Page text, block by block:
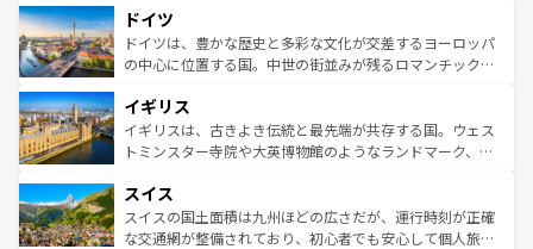
せる。地方によって風土や気候が異なるスペインはその個
性で訪れる人を魅了する。 なお、新着のスペイン情報は コ
ンテンツ一覧を参照してほしい。
で、幅広い魅力が詰まっている。華麗な宮殿、歴史的な大
聖堂、美しいビーチ、そして豊かな自然が、訪れる者を心
から魅了する。また、フランスは美食の国としても知ら
いる。シャンパンの発祥地であるランス、プロヴァンスの
香り高いラベンダー畑など、多彩な楽しみ方が可能だ。さ
らに、パリ以外の地域にも魅力が溢れており、どの街角に
れる地方に足を運ぶとそれぞれで全く異なる文化を体験で
きるだろう。 なお、新着のフランス情報はコンテンツ一覧
を参照してほしい。
ドイツ
ドイツは、豊かな歴史と多彩な文化が交差するヨーロッパ
の中心に位置する国。中世の街並みが残るロマンチック街
顔を持つこの国は、どこを歩いても飽きることがない。ベ
ルリンの文化的活気、バイエルン州のアルプスの絶景、そ
してライン川沿いのワイン畑といった風景は必見。ビール
は、お酒好きな人にはぜひ体験してほしい。 なお、新着の
ドイツ情報はコンテンツ一覧を参照してほしい。
イギリス
イギリスは、古きよき伝統と最先端が共存する国。ウェス
トミンスター寺院や大英博物館のようなランドマーク、歴
リアごとに異なる魅力がある。また、優雅なアフタヌーン
ティー、ビール好きにはたまらない英国パブ、サッカー観
戦など、本場だからこそできる体験も豊富。イギリスを旅
スイス
スイスの国土面積は九州ほどの広さだが、運行時刻が正確
な交通網が整備されており、初心者でも安心して個人旅行